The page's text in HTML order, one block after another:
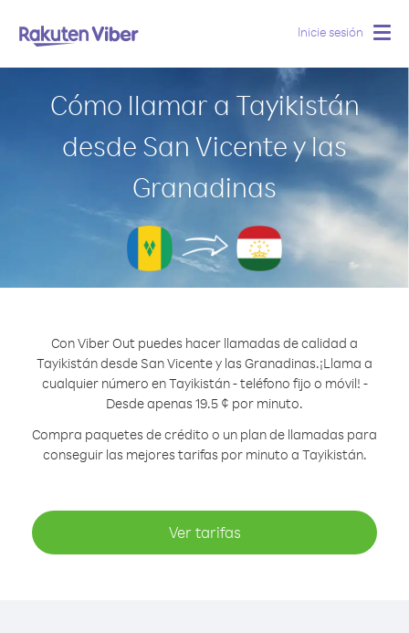
Inicie sesión
Cómo llamar a Tayikistán
desde San Vicente y las
Granadinas
Con Viber Out puedes hacer llamadas de calidad a
Tayikistán desde San Vicente y las Granadinas.¡Llama a
cualquier número en Tayikistán - teléfono fijo o móvil! -
Desde apenas 19.5 ¢ por minuto.
Compra paquetes de crédito o un plan de llamadas para
conseguir las mejores tarifas por minuto a Tayikistán.
Ver tarifas